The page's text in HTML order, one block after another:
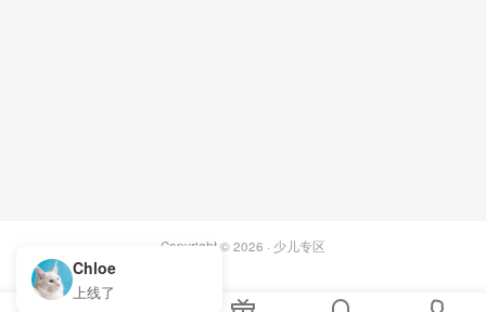
Copyright © 2026 · 少儿专区
Chloe
上线了